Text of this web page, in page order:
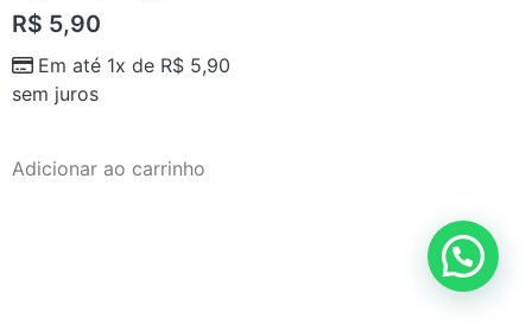
R$ 5,90
Em até 1x de R$ 5,90
sem juros
Adicionar ao carrinho